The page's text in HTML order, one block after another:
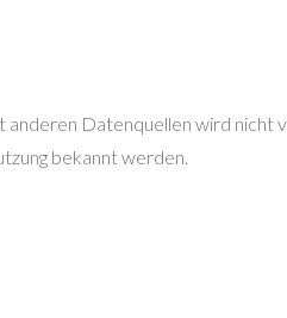
Datenquellen wird nicht
bekannt werden.